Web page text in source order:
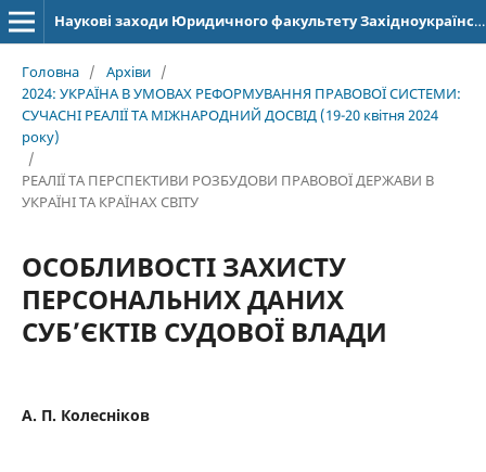
Наукові заходи Юридичного факультету Західноукраїнського національного університету
Головна / Архіви /
2024: УКРАЇНА В УМОВАХ РЕФОРМУВАННЯ ПРАВОВОЇ СИСТЕМИ:
СУЧАСНІ РЕАЛІЇ ТА МІЖНАРОДНИЙ ДОСВІД (19-20 квітня 2024
року)
/
РЕАЛІЇ ТА ПЕРСПЕКТИВИ РОЗБУДОВИ ПРАВОВОЇ ДЕРЖАВИ В
УКРАЇНІ ТА КРАЇНАХ СВІТУ
ОСОБЛИВОСТІ ЗАХИСТУ
ПЕРСОНАЛЬНИХ ДАНИХ
СУБ’ЄКТІВ СУДОВОЇ ВЛАДИ
А. П. Колесніков